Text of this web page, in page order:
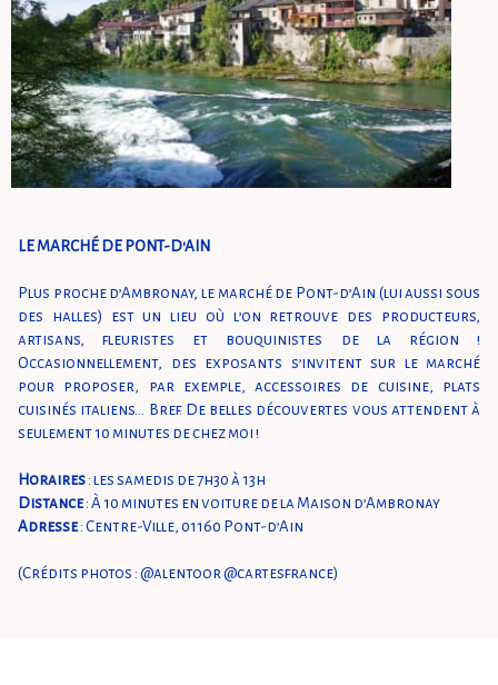
LE MARCHÉ DE PONT-D'AIN
Plus proche d’Ambronay, le marché de Pont-d’Ain (lui aussi sous
des halles) est un lieu où l’on retrouve des producteurs,
artisans, fleuristes et bouquinistes de la région !
Occasionnellement, des exposants s’invitent sur le marché
pour proposer, par exemple, accessoires de cuisine, plats
cuisinés italiens… Bref. De belles découvertes vous attendent à
seulement 10 minutes de chez moi !
Horaires : les samedis de 7h30 à 13h
Distance: À 10 minutes en voiture de la Maison d’Ambronay
Adresse: Centre-Ville, 01160 Pont-d’Ain
(Crédits photos : @alentoor @cartesfrance)